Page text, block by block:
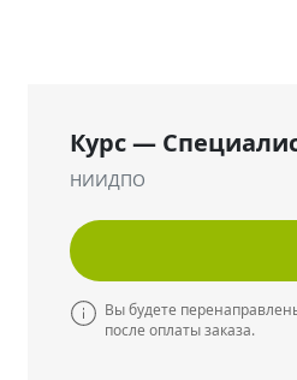
Курс —
НИИДПО
Вы будете
после оплаты заказа.